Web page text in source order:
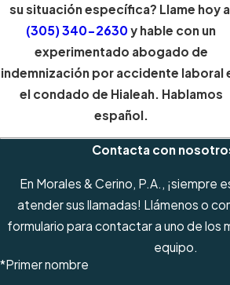
su situación específica? Llame hoy
(305) 340-2630 y hable con un
experimentado abogado de
indemnización por accidente laboral
el condado de Hialeah. Hablamos
español.
Contacta con
En Morales & Cerino, P.A., ¡siempre
atender sus llamadas! Llámenos o
formulario para contactar a uno de los
equipo.
*Primer nombre